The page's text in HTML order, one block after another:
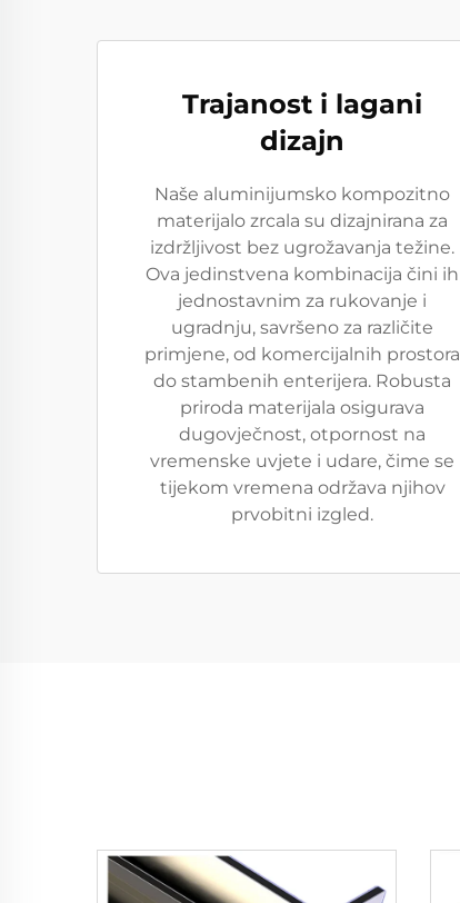
Trajanost i lagani
dizajn
Naše aluminijumsko kompozitno
materijalo zrcala su dizajnirana za
izdržljivost bez ugrožavanja težine.
Ova jedinstvena kombinacija čini ih
jednostavnim za rukovanje i
ugradnju, savršeno za različite
primjene, od komercijalnih prostora
do stambenih enterijera. Robusta
priroda materijala osigurava
dugovječnost, otpornost na
vremenske uvjete i udare, čime se
tijekom vremena održava njihov
prvobitni izgled.